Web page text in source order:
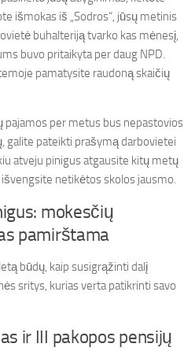
išmokas iš „Sodros“, jūsų metinis
buhalteriją tvarko kas mėnesį,
buvo pritaikyta per daug NPD.
pamatysite raudoną skaičių
pajamos per metus bus nepastovios
galite pateikti prašymą darbovietei
atveju pinigus atgausite kitų metų
netikėtos skolos jausmo.
mokesčių
pamirštama
būdų, kaip susigrąžinti dalį
sritys, kurias verta patikrinti savo
ir III pakopos pensijų